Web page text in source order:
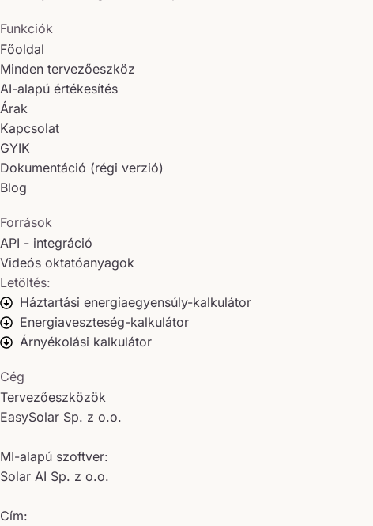
Funkciók
Főoldal
Minden tervezőeszköz
AI-alapú értékesítés
Árak
Kapcsolat
GYIK
Dokumentáció (régi verzió)
Blog
Források
API - integráció
Videós oktatóanyagok
Letöltés:
Háztartási energiaegyensúly-kalkulátor
Energiaveszteség-kalkulátor
Árnyékolási kalkulátor
Cég
Tervezőeszközök
EasySolar Sp. z o.o.
MI-alapú szoftver:
Solar AI Sp. z o.o.
Cím: